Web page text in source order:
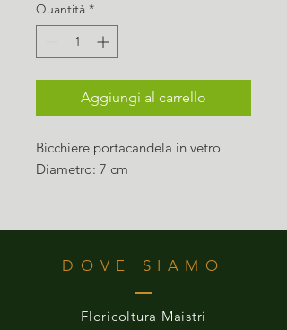
Quantità *
Aggiungi al carrello
Bicchiere portacandela in vetro
Diametro: 7 cm
DOVE SIAMO
Floricoltura Maistri